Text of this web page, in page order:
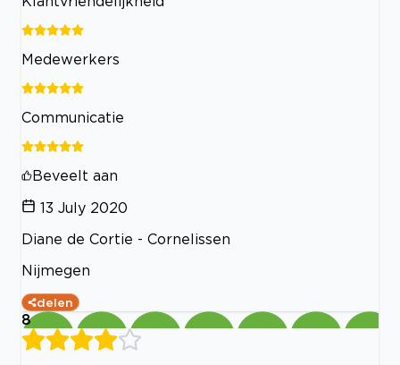
Medewerkers
Communicatie
Beveelt aan
13 July 2020
Diane de Cortie - Cornelissen
Nijmegen
delen
8